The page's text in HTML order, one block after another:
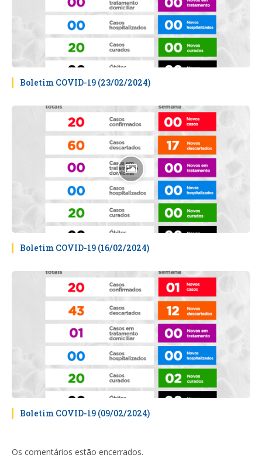
Boletim COVID-19 (23/02/2024)
Boletim COVID-19 (16/02/2024)
Boletim COVID-19 (09/02/2024)
Os comentários estão encerrados.